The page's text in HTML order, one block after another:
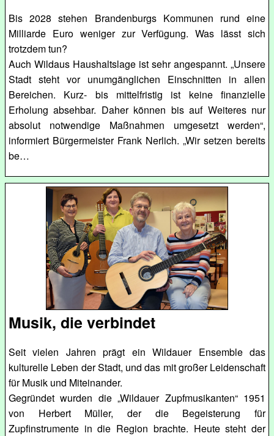
Bis 2028 stehen Brandenburgs Kommunen rund eine
Milliarde Euro weniger zur Verfügung. Was lässt sich
trotzdem tun?
Auch Wildaus Haushaltslage ist sehr angespannt. „Unsere
Stadt steht vor unumgänglichen Einschnitten in allen
Bereichen. Kurz- bis mittelfristig ist keine finanzielle
Erholung absehbar. Daher können bis auf Weiteres nur
absolut notwendige Maßnahmen umgesetzt werden“,
informiert Bürgermeister Frank Nerlich. „Wir setzen bereits
be…
Musik, die verbindet
Seit vielen Jahren prägt ein Wildauer Ensemble das
kulturelle Leben der Stadt, und das mit großer Leidenschaft
für Musik und Miteinander.
Gegründet wurden die „Wildauer Zupfmusikanten“ 1951
von Herbert Müller, der die Begeisterung für
Zupfinstrumente in die Region brachte. Heute steht der